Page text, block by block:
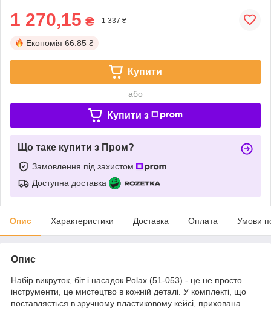
1 270,15 ₴ 1 337 ₴
Економія 66.85 ₴
Купити
або
Купити з
Що таке купити з Пром?
Замовлення під захистом
Доступна доставка
Опис Характеристики Доставка Оплата Умови
Опис
Набір викруток, біт і насадок Polax (51-053) - це не просто
інструменти, це мистецтво в кожній деталі. У комплекті, що
поставляється в зручному пластиковому кейсі, прихована